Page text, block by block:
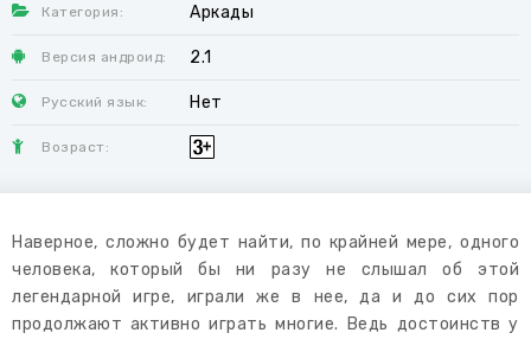
Категория: Аркады
Версия андроид: 2.1
Русский язык: Нет
Возраст:
Наверное, сложно будет найти, по крайней мере, одного
человека, который бы ни разу не слышал об этой
легендарной игре, играли же в нее, да и до сих пор
продолжают активно играть многие. Ведь достоинств у